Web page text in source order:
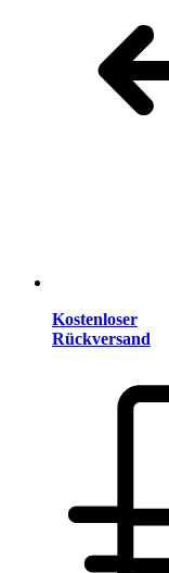
Kostenloser
Rückversand